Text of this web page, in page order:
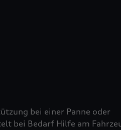
bei einer Panne oder
bei Bedarf Hilfe am